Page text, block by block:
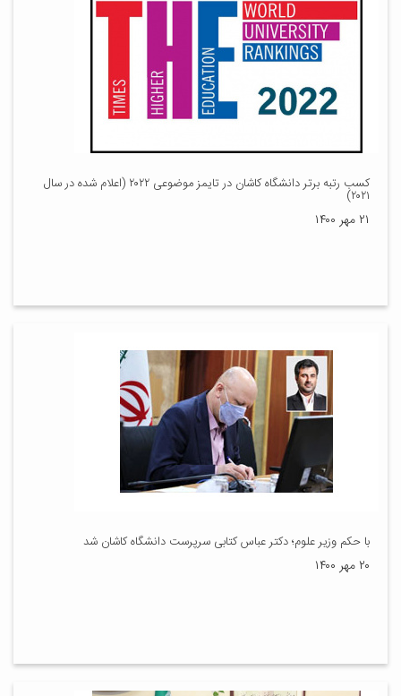
کسب رتبه برتر دانشگاه کاشان در تایمز موضوعی ۲۰۲۲ (اعلام شده در سال
۲۰۲۱)
۲۱ مهر ۱۴۰۰
با حکم وزیر علوم؛ دکتر عباس کتابی سرپرست دانشگاه کاشان شد
۲۰ مهر ۱۴۰۰